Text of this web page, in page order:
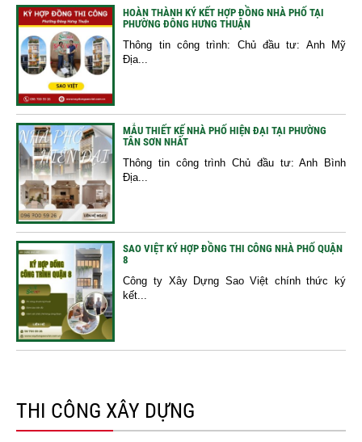
HOÀN THÀNH KÝ KẾT HỢP ĐỒNG NHÀ PHỐ TẠI
PHƯỜNG ĐÔNG HƯNG THUẬN
Thông tin công trình: Chủ đầu tư: Anh Mỹ
Địa...
MẪU THIẾT KẾ NHÀ PHỐ HIỆN ĐẠI TẠI PHƯỜNG
TÂN SƠN NHẤT
Thông tin công trình Chủ đầu tư: Anh Bình
Địa...
SAO VIỆT KÝ HỢP ĐỒNG THI CÔNG NHÀ PHỐ QUẬN
8
Công ty Xây Dựng Sao Việt chính thức ký
kết...
THI CÔNG XÂY DỰNG